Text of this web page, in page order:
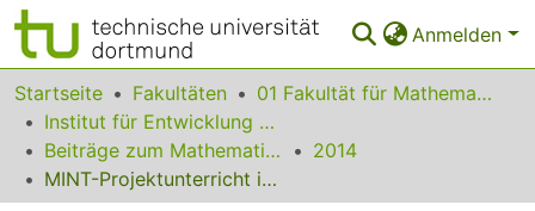
Anmelden
Bereiche & Sammlungen
Das gesamte Repositorium
Statistiken
Startseite Fakultäten
01 Fakultät für Mathematik
Institut für Entwicklung und Erforschung des Mathematikunterrichts
Beiträge zum Mathematikunterricht
2014
MINT-Projektunterricht in der Sekundarstufe I: Konzepte und Herausforderungen